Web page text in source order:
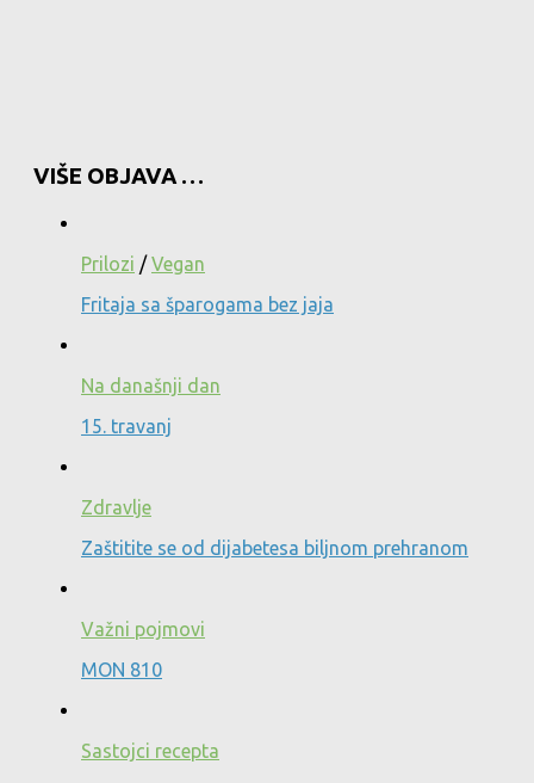
VIŠE OBJAVA …
Prilozi /Vegan
Fritaja sa šparogama bez jaja
Na današnji dan
15. travanj
Zdravlje
Zaštitite se od dijabetesa biljnom prehranom
Važni pojmovi
MON 810
Sastojci recepta